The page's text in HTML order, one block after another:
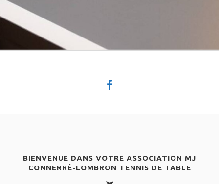
BIENVENUE DANS VOTRE ASSOCIATION MJ
CONNERRÉ-LOMBRON TENNIS DE TABLE